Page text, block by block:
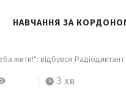
НАВЧАННЯ ЗА
жити!": відбувся
3 хв